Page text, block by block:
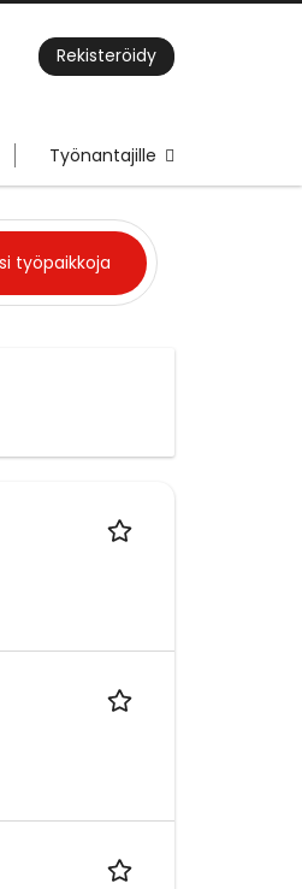
Rekisteröidy
Työnantajille